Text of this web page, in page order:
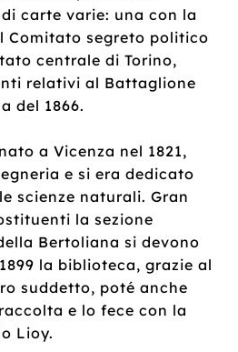
carte varie: una con la
Comitato segreto politico
centrale di Torino,
relativi al Battaglione
del 1866.
a Vicenza nel 1821,
e si era dedicato
scienze naturali. Gran
la sezione
Bertoliana si devono
la biblioteca, grazie al
suddetto, poté anche
e lo fece con la
Lioy.